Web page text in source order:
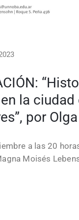
la ciudad
por
a las 20
Moisés